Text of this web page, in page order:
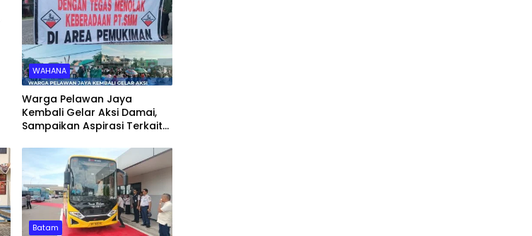
WAHANA
Warga Pelawan Jaya
Kembali Gelar Aksi Damai,
Sampaikan Aspirasi Terkait
PT SMM
Batam